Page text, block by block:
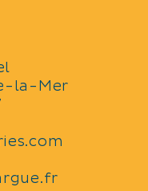
la-Mer